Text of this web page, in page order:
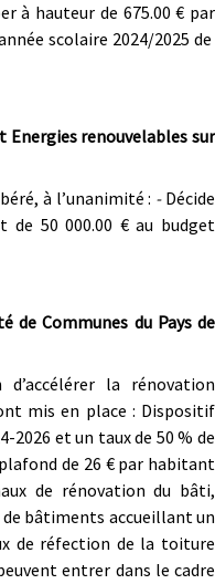
à hauteur de 675.00 € par
scolaire 2024/2025 de
Energies renouvelables sur
à l’unanimité : - Décide
de 50 000.00 € au budget
de Communes du Pays de
la rénovation
mis en place : Dispositif
2026 et un taux de 50 % de
de 26 € par habitant
de rénovation du bâti,
bâtiments accueillant un
de réfection de la toiture
entrer dans le cadre